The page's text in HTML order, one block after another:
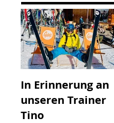
In Erinnerung an
unseren Trainer
Tino